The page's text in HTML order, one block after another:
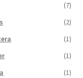
(7)
(2)
(1)
(1)
(1)